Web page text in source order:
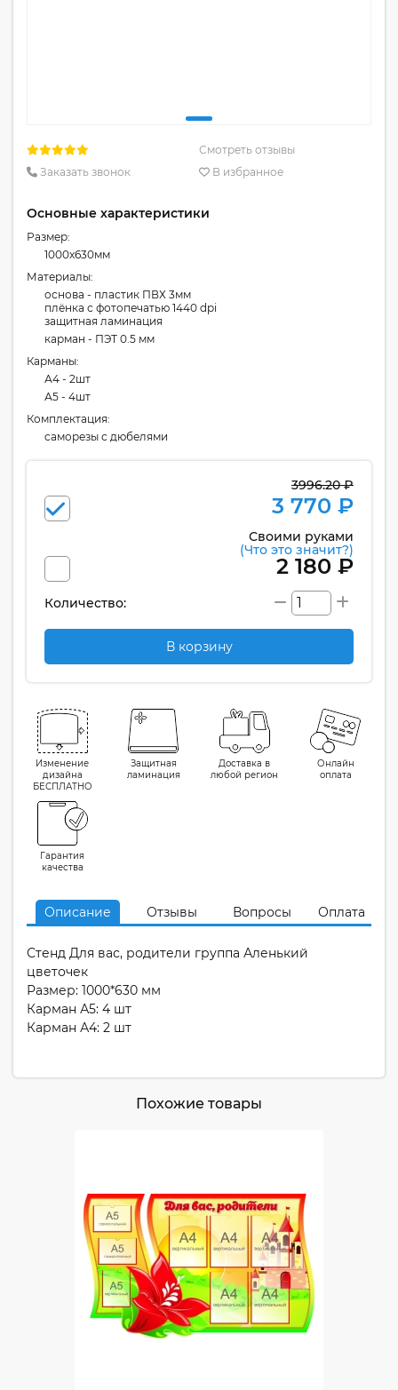
Смотреть отзывы
Заказать звонок
В избранное
Основные характеристики
Размер:
1000x630мм
Материалы:
основа - пластик ПВХ 3мм
плёнка с фотопечатью 1440 dpi
защитная ламинация
карман - ПЭТ 0.5 мм
Карманы:
А4 - 2шт
А5 - 4шт
Комплектация:
cаморезы с дюбелями
3996.20 ₽
3 770 ₽
Своими руками
(Что это значит?)
2 180 ₽
Количество:
В корзину
Изменение
дизайна
БЕСПЛАТНО
Защитная
ламинация
Доставка в
любой регион
Онлайн
оплата
Гарантия
качества
Описание Отзывы Вопросы Оплата
Стенд Для вас, родители группа Аленький
цветочек
Размер: 1000*630 мм
Карман А5: 4 шт
Карман А4: 2 шт
Похожие товары